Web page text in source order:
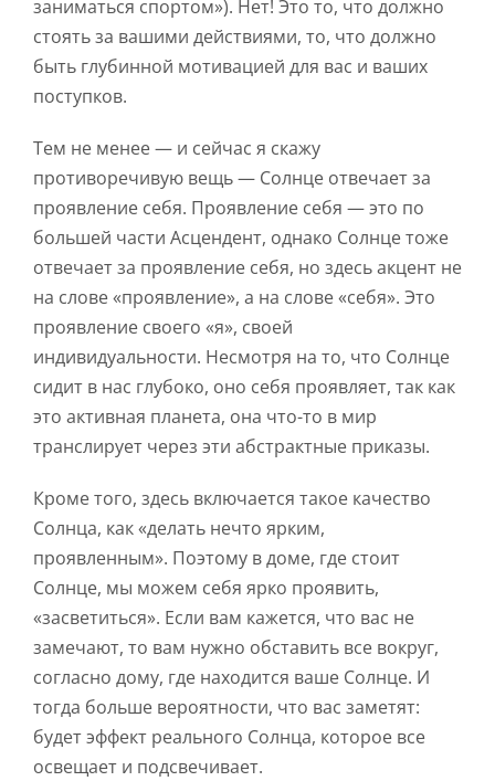
заниматься спортом»). Нет! Это то, что должно
стоять за вашими действиями, то, что должно
быть глубинной мотивацией для вас и ваших
поступков.
Тем не менее — и сейчас я скажу
противоречивую вещь — Солнце отвечает за
проявление себя. Проявление себя — это по
большей части Асцендент, однако Солнце тоже
отвечает за проявление себя, но здесь акцент не
на слове «проявление», а на слове «себя». Это
проявление своего «я», своей
индивидуальности. Несмотря на то, что Солнце
сидит в нас глубоко, оно себя проявляет, так как
это активная планета, она что-то в мир
транслирует через эти абстрактные приказы.
Кроме того, здесь включается такое качество
Солнца, как «делать нечто ярким,
проявленным». Поэтому в доме, где стоит
Солнце, мы можем себя ярко проявить,
«засветиться». Если вам кажется, что вас не
замечают, то вам нужно обставить все вокруг,
согласно дому, где находится ваше Солнце. И
тогда больше вероятности, что вас заметят:
будет эффект реального Солнца, которое все
освещает и подсвечивает.